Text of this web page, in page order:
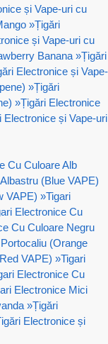
și Vape-uri cu
»Țigări
și Vape-uri cu
Banana »Țigări
Electronice și Vape-
»Țigări
»Țigări Electronice
Electronice și Vape-uri
Cu Culoare Alb
(Blue VAPE)
VAPE) »Tigari
Electronice Cu
Cu Culoare Negru
(Orange
VAPE) »Tigari
Electronice Cu
Electronice Mici
»Țigări
Electronice și